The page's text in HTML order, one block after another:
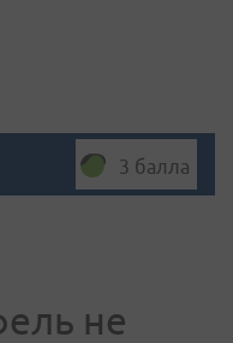
3 балла
не